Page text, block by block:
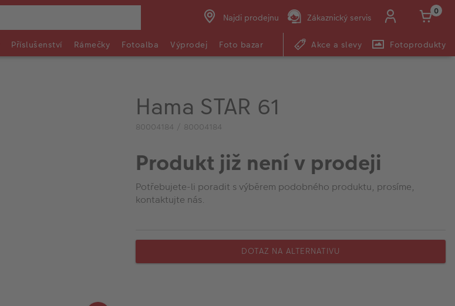
Najdi prodejnu Zákaznický servis
0
Příslušenství Rámečky Fotoalba Výprodej Foto bazar Akce a slevy Fotoprodukty
Hama STAR 61
80004184 / 80004184
Produkt již není v prodeji
Potřebujete-li poradit s výběrem podobného produktu, prosíme,
kontaktujte nás.
DOTAZ NA ALTERNATIVU